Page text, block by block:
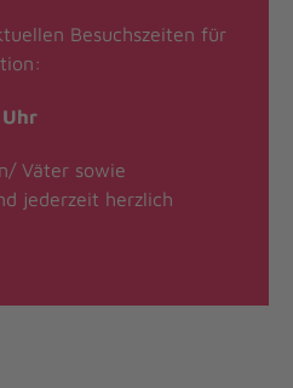
Besuchszeiten für
Uhr
Väter sowie
jederzeit herzlich